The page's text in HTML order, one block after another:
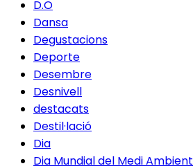
D.O
Dansa
Degustacions
Deporte
Desembre
Desnivell
destacats
Destil·lació
Dia
Dia Mundial del Medi Ambient